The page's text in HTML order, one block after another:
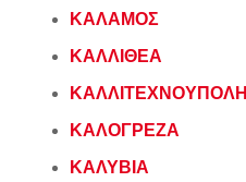
ΚΑΛΑΜΟΣ
ΚΑΛΛΙΘΕΑ
ΚΑΛΛΙΤΕΧΝΟΥΠΟΛΗ
ΚΑΛΟΓΡΕΖΑ
ΚΑΛΥΒΙΑ